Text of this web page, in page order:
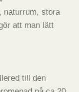
naturrum, stora
att man lätt
till den